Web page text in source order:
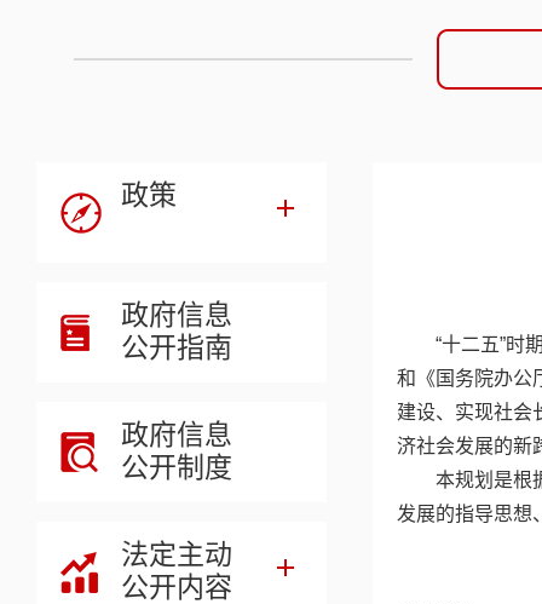
政策
政府信息
公开指南
政府信息
公开制度
法定主动
公开内容
“十二五”时
和《国务院办公
建设、实现社会
济社会发展的新
本规划是根
发展的指导思想